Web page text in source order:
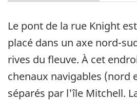
Le pont de la rue Knight
placé dans un axe nord-
rives du fleuve. À cet
chenaux navigables (nord
séparés par l'île Mitchell.